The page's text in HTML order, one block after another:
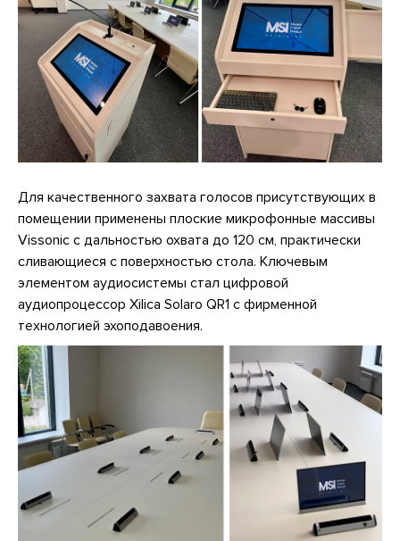
Для качественного захвата голосов присутствующих в
помещении применены плоские микрофонные массивы
Vissonic с дальностью охвата до 120 см, практически
сливающиеся с поверхностью стола. Ключевым
элементом аудиосистемы стал цифровой
аудиопроцессор Xilica Solaro QR1 с фирменной
технологией эхоподавоения.